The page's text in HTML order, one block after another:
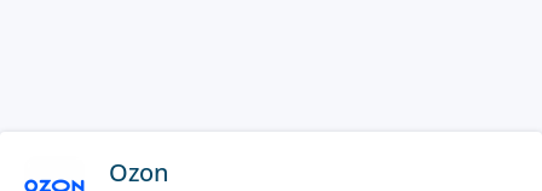
Ozon